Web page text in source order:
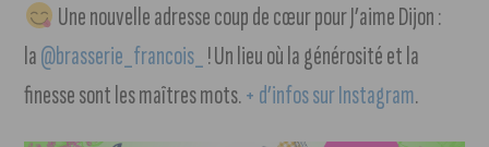
Une nouvelle adresse coup de cœur pour J’aime Dijon :
la@brasserie_francois_ ! Un lieu où la générosité et la
finesse sont les maîtres mots.+ d’infos sur Instagram.